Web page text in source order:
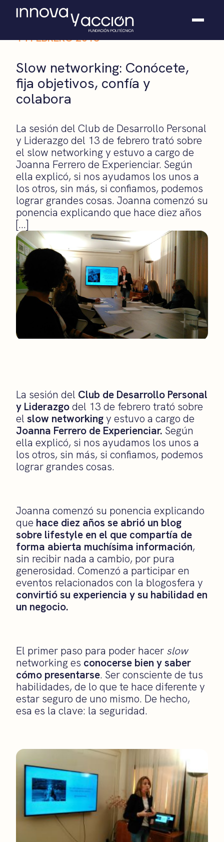
Somos fundación
Casos de éxito
Hackathones
Contacto
14 FEBRERO 2018
Slow networking: Conócete,
fija objetivos, confía y
colabora
La sesión del Club de Desarrollo Personal
y Liderazgo del 13 de febrero trató sobre
el slow networking y estuvo a cargo de
Joanna Ferrero de Experienciar. Según
ella explicó, si nos ayudamos los unos a
los otros, sin más, si confiamos, podemos
lograr grandes cosas. Joanna comenzó su
ponencia explicando que hace diez años
[…]
La sesión del Club de Desarrollo Personal
y Liderazgodel 13 de febrero trató sobre
el slow networkingy estuvo a cargo de
Joanna Ferrero de Experienciar. Según
ella explicó, si nos ayudamos los unos a
los otros, sin más, si confiamos, podemos
lograr grandes cosas.
Joanna comenzó su ponencia explicando
que hace diez años se abrió un blog
sobre lifestyle en el que compartía de
forma abierta muchísima información,
sin recibir nada a cambio, por pura
generosidad. Comenzó a participar en
eventos relacionados con la blogosfera y
convirtió su experiencia y su habilidad en
un negocio.
El primer paso para poder hacer slow
networking es conocerse bien y saber
cómo presentarse. Ser consciente de tus
habilidades, de lo que te hace diferente y
estar seguro de uno mismo. De hecho,
esa es la clave: la seguridad.